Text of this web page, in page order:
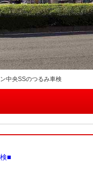
中央SSのつるみ車検
■